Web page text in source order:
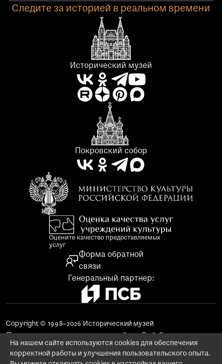
Следите за историей в реальном времени
Исторический музей
Покровский собор
Генеральный партнер:
Оцените качество предоставляемых
услуг
Форма обратной
связи
Copyright © 1998–2026 Исторический музей
Использование материалов сайта
Заказ изображений предметов музейного фонда
На нашем сайте используются cookies для обеспечения
корректной работы и улучшения пользовательского опыта.